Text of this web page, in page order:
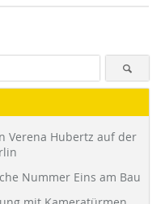
Verena Hubertz auf der
Nummer Eins am Bau